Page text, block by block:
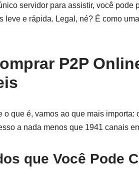
servidor para assistir, você pode
leve e rápida. Legal, né? É como
P2P
o que é, vamos ao que mais
a nada menos que 1941 canais
que Você Pode